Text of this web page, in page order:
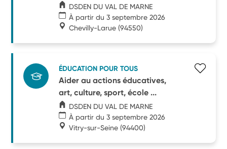
DSDEN DU VAL DE MARNE
À partir du 3 septembre 2026
Chevilly-Larue (94550)
ÉDUCATION POUR TOUS
Aider au actions éducatives,
art, culture, sport, école ...
DSDEN DU VAL DE MARNE
À partir du 3 septembre 2026
Vitry-sur-Seine (94400)